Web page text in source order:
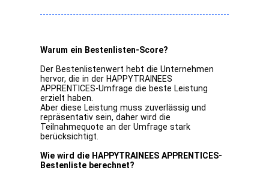
Warum ein Bestenlisten-Score?
Der Bestenlistenwert hebt die Unternehmen
hervor, die in der HAPPYTRAINEES
APPRENTICES-Umfrage die beste Leistung
erzielt haben.
Aber diese Leistung muss zuverlässig und
repräsentativ sein, daher wird die
Teilnahmequote an der Umfrage stark
berücksichtigt.
Wie wird die HAPPYTRAINEES APPRENTICES-
Bestenliste berechnet?